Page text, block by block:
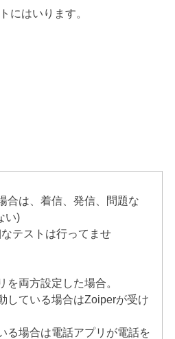
にはいります。
合は、着信、発信、問題な
い)
テストは行ってませ
を両方設定した場合。
ている場合はZoiperが受け
場合は電話アプリが電話を